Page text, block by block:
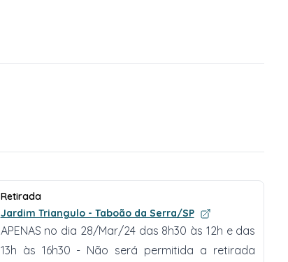
Retirada
Jardim Triangulo - Taboão da Serra/SP
APENAS no dia 28/Mar/24 das 8h30 às 12h e das
13h às 16h30 - Não será permitida a retirada